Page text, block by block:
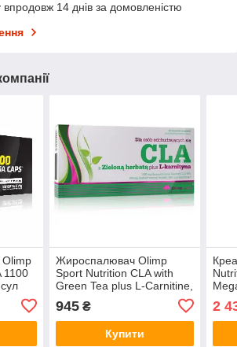
14 днів за домовленістю
Olimp
1100
Жироспалювач Olimp
Sport Nutrition CLA with
Green Tea plus L-Carnitine,
945₴
Купити
2